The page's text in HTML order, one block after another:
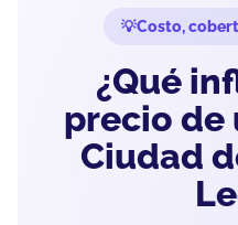
Costo,
¿Qué
precio de
Ciudad